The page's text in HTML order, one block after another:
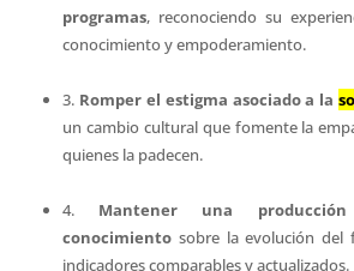
programas, reconociendo su
conocimiento y empoderamiento.
3. Romper el estigma asociado a la
un cambio cultural que fomente la
quienes la padecen.
4. Mantener una
conocimientosobre la evolución del
indicadores comparables y actualizados.